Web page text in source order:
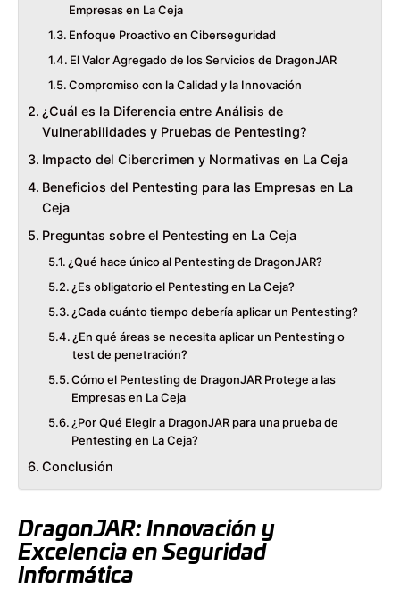
Empresas en La Ceja
Enfoque Proactivo en Ciberseguridad
El Valor Agregado de los Servicios de DragonJAR
Compromiso con la Calidad y la Innovación
¿Cuál es la Diferencia entre Análisis de
Vulnerabilidades y Pruebas de Pentesting?
Impacto del Cibercrimen y Normativas en La Ceja
Beneficios del Pentesting para las Empresas en La
Ceja
Preguntas sobre el Pentesting en La Ceja
¿Qué hace único al Pentesting de DragonJAR?
¿Es obligatorio el Pentesting en La Ceja?
¿Cada cuánto tiempo debería aplicar un Pentesting?
¿En qué áreas se necesita aplicar un Pentesting o
test de penetración?
Cómo el Pentesting de DragonJAR Protege a las
Empresas en La Ceja
¿Por Qué Elegir a DragonJAR para una prueba de
Pentesting en La Ceja?
Conclusión
DragonJAR: Innovación y
Excelencia en Seguridad
Informática